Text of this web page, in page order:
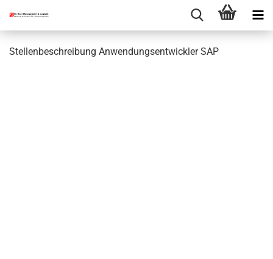
Stellenbeschreibung Anwendungsentwickler SAP